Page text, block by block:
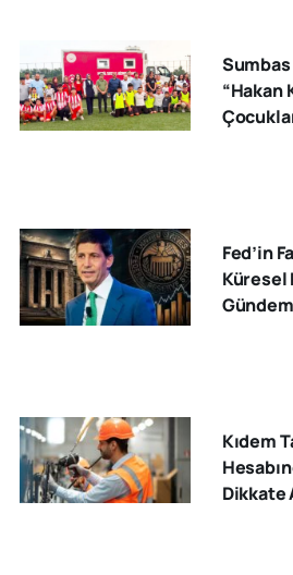
Sumbas
“Hakan
Fed’in
Küresel
Kıdem
Dikkate